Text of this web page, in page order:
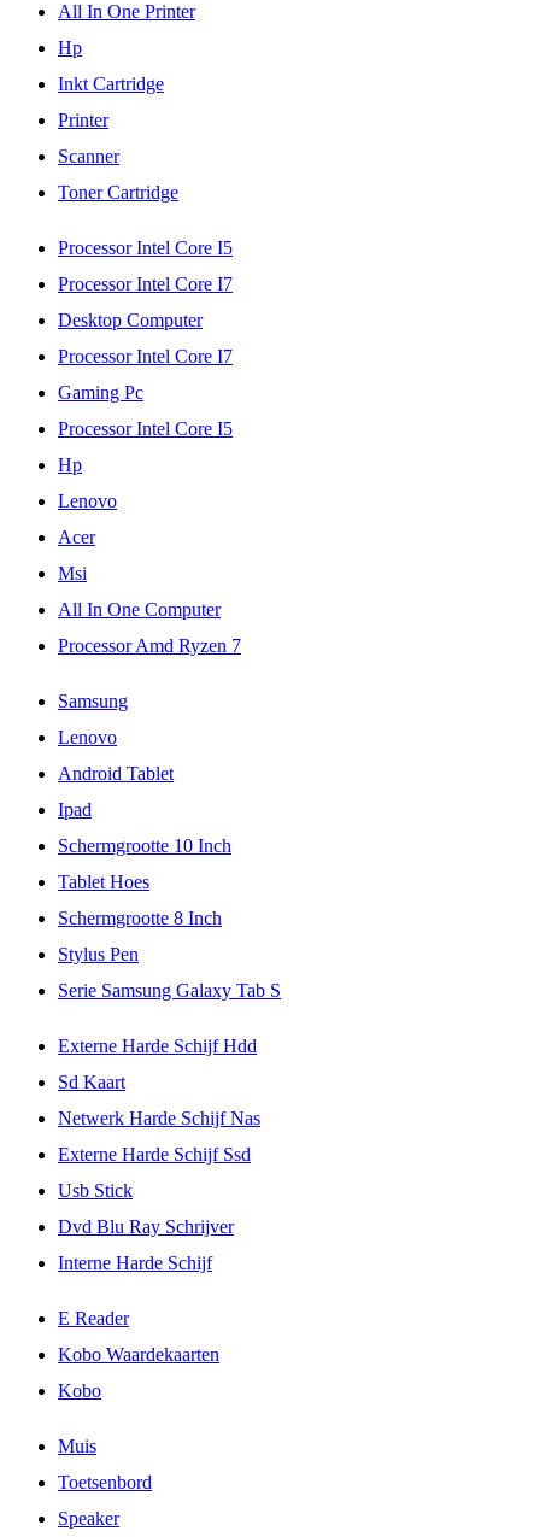
All In One Printer
Hp
Inkt Cartridge
Printer
Scanner
Toner Cartridge
Processor Intel Core I5
Processor Intel Core I7
Desktop Computer
Processor Intel Core I7
Gaming Pc
Processor Intel Core I5
Hp
Lenovo
Acer
Msi
All In One Computer
Processor Amd Ryzen 7
Samsung
Lenovo
Android Tablet
Ipad
Schermgrootte 10 Inch
Tablet Hoes
Schermgrootte 8 Inch
Stylus Pen
Serie Samsung Galaxy Tab S
Externe Harde Schijf Hdd
Sd Kaart
Netwerk Harde Schijf Nas
Externe Harde Schijf Ssd
Usb Stick
Dvd Blu Ray Schrijver
Interne Harde Schijf
E Reader
Kobo Waardekaarten
Kobo
Muis
Toetsenbord
Speaker